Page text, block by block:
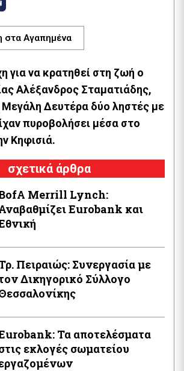
στα Αγαπημένα
για να κρατηθεί στη ζωή ο
Αλέξανδρος Σταματιάδης,
Μεγάλη Δευτέρα δύο ληστές με
πυροβολήσει μέσα στο
Κηφισιά.
σχετικά άρθρα
Μerrill Lynch:
Eurobank και
Πειραιώς: Συνεργασία με
Δικηγορικό Σύλλογο
Τα αποτελέσματα
εκλογές σωματείου